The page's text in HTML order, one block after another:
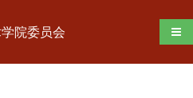
院委员会 导